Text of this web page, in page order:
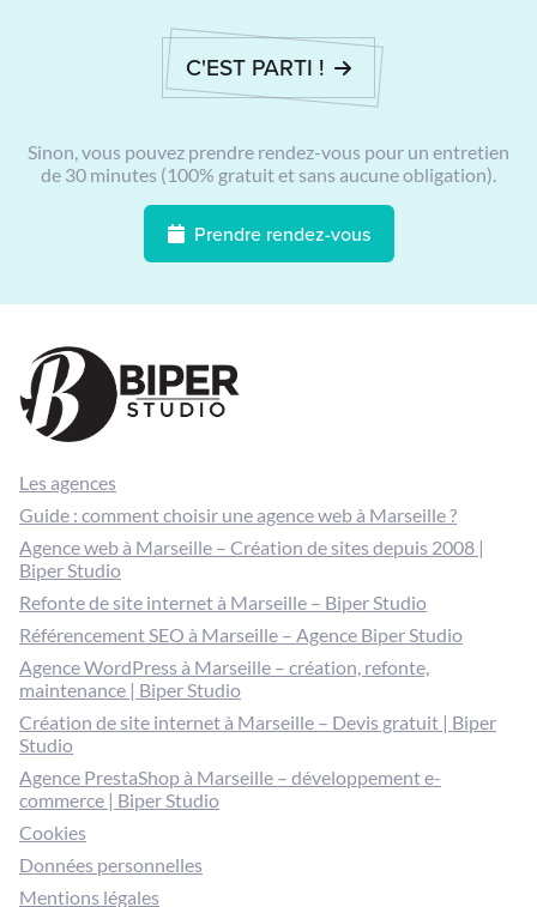
C'EST PARTI !
Sinon, vous pouvez prendre rendez-vous pour un entretien
de 30 minutes (100% gratuit et sans aucune obligation).
Prendre rendez-vous
Les agences
Guide : comment choisir une agence web à Marseille ?
Agence web à Marseille – Création de sites depuis 2008 |
Biper Studio
Refonte de site internet à Marseille – Biper Studio
Référencement SEO à Marseille – Agence Biper Studio
Agence WordPress à Marseille – création, refonte,
maintenance | Biper Studio
Création de site internet à Marseille – Devis gratuit | Biper
Studio
Agence PrestaShop à Marseille – développement e-
commerce | Biper Studio
Cookies
Données personnelles
Mentions légales